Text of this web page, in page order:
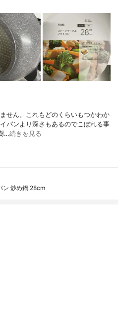
せん。これもどのくらいもつかわか
パンより深さもあるのでこぼれる事
…続きを見る
ン 炒め鍋 28cm